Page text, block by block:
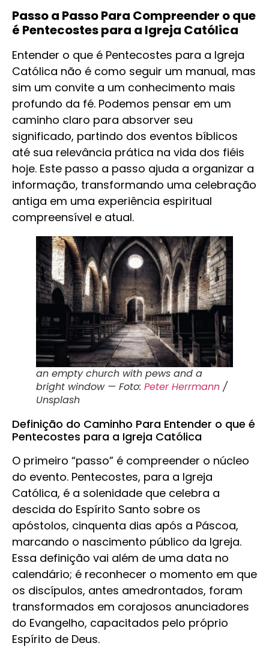
Passo a Passo Para Compreender o que
é Pentecostes para a Igreja Católica
Entender o que é Pentecostes para a Igreja
Católica não é como seguir um manual, mas
sim um convite a um conhecimento mais
profundo da fé. Podemos pensar em um
caminho claro para absorver seu
significado, partindo dos eventos bíblicos
até sua relevância prática na vida dos fiéis
hoje. Este passo a passo ajuda a organizar a
informação, transformando uma celebração
antiga em uma experiência espiritual
compreensível e atual.
an empty church with pews and a
bright window — Foto: Peter Herrmann /
Unsplash
Definição do Caminho Para Entender o que é
Pentecostes para a Igreja Católica
O primeiro “passo” é compreender o núcleo
do evento. Pentecostes, para a Igreja
Católica, é a solenidade que celebra a
descida do Espírito Santo sobre os
apóstolos, cinquenta dias após a Páscoa,
marcando o nascimento público da Igreja.
Essa definição vai além de uma data no
calendário; é reconhecer o momento em que
os discípulos, antes amedrontados, foram
transformados em corajosos anunciadores
do Evangelho, capacitados pelo próprio
Espírito de Deus.